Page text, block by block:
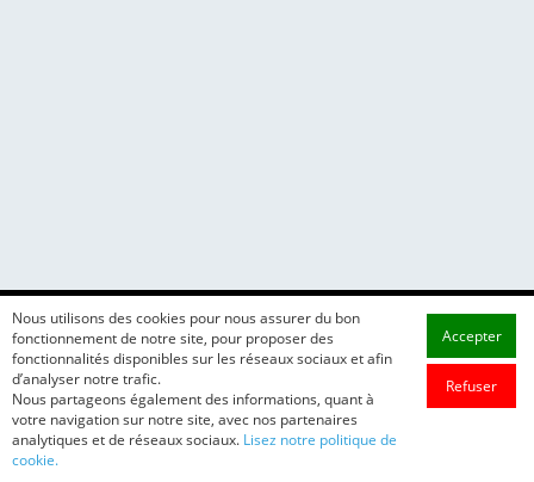
Nous utilisons des cookies pour nous assurer du bon
fonctionnement de notre site, pour proposer des
fonctionnalités disponibles sur les réseaux sociaux et afin
d’analyser notre trafic.
Nous partageons également des informations, quant à
votre navigation sur notre site, avec nos partenaires
analytiques et de réseaux sociaux. Lisez notre politique de
cookie.
Accepter
Refuser